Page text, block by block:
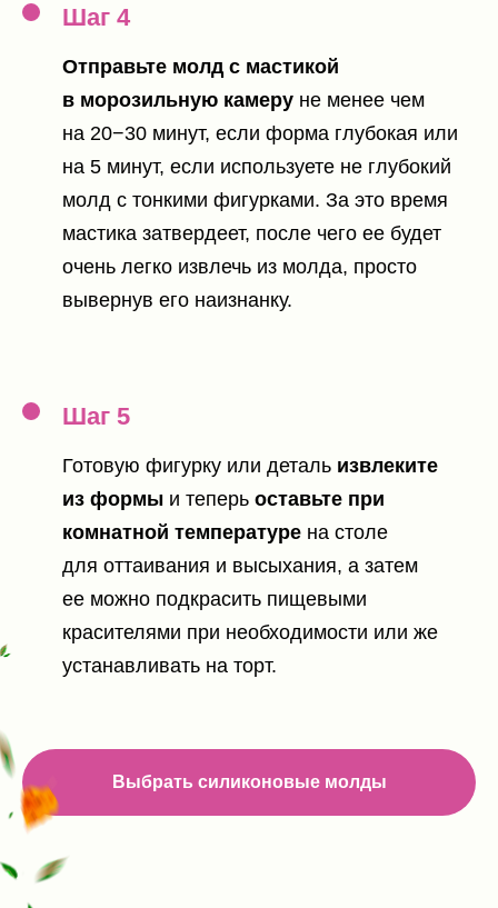
Шаг 4
Отправьте молд с мастикой
в морозильную камеру не менее чем
на 20−30 минут, если форма глубокая или
на 5 минут, если используете не глубокий
молд с тонкими фигурками. За это время
мастика затвердеет, после чего ее будет
очень легко извлечь из молда, просто
вывернув его наизнанку.
Шаг 5
Готовую фигурку или деталь извлеките
из формы и теперь оставьте при
комнатной температуре на столе
для оттаивания и высыхания, а затем
ее можно подкрасить пищевыми
красителями при необходимости или же
устанавливать на торт.
Выбрать силиконовые молды